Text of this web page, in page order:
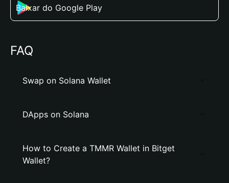
Baixar do Google Play
FAQ
Swap on Solana Wallet
DApps on Solana
How to Create a TMMR Wallet in Bitget
Wallet?